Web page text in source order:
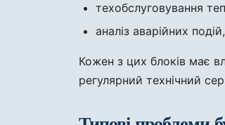
техобслуговування
аналіз аварійних
Кожен з цих блоків має
регулярний технічний